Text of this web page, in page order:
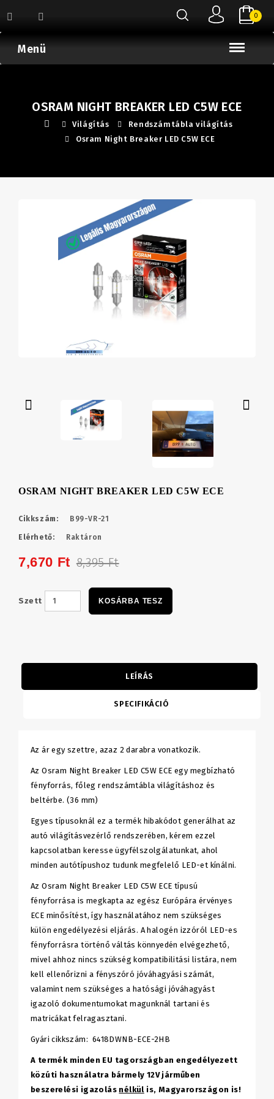
0
Menü
OSRAM NIGHT BREAKER LED C5W ECE
Világítás
Rendszámtábla világítás
Osram Night Breaker LED C5W ECE
OSRAM NIGHT BREAKER LED C5W ECE
Cikkszám: B99-VR-21
Elérhető: Raktáron
7,670 Ft 8,395 Ft
Szett KOSÁRBA TESZ
LEÍRÁS
SPECIFIKÁCIÓ
Az ár egy szettre, azaz 2 darabra vonatkozik.
Az Osram Night Breaker LED C5W ECE egy megbízható
fényforrás, főleg rendszámtábla világításhoz és
beltérbe. (36 mm)
Egyes típusoknál ez a termék hibakódot generálhat az
autó világításvezérlő rendszerében, kérem ezzel
kapcsolatban keresse ügyfélszolgálatunkat, ahol
minden autótípushoz tudunk megfelelő LED-et kínálni.
Az Osram Night Breaker LED C5W ECE típusú
fényforrása is megkapta az egész Európára érvényes
ECE minősítést, így használatához nem szükséges
külön engedélyezési eljárás. A halogén izzóról LED-es
fényforrásra történő váltás könnyedén elvégezhető,
mivel ahhoz nincs szükség kompatibilitási listára, nem
kell ellenőrizni a fényszóró jóváhagyási számát,
valamint nem szükséges a hatósági jóváhagyást
igazoló dokumentumokat magunknál tartani és
matricákat felragasztani.
Gyári cikkszám: 6418DWNB-ECE-2HB
A termék minden EU tagországban engedélyezett
közúti használatra bármely 12V járműben
beszerelési igazolás nélkül is, Magyarországon is!